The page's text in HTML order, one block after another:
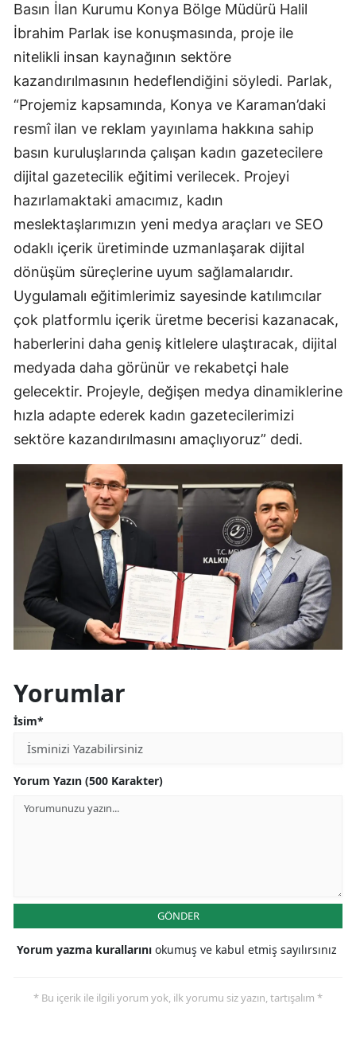
Malatya
Kahramanmaraş
Mardin
Muğla
Nevşehir
Niğde
Rize
Sakarya
Samsun
Siirt
Sinop
Sivas
Tekirdağ
Tokat
Trabzon
Tunceli
Şanlıurfa
Kırıkkale
Bartın
Basın İlan Kurumu Konya Bölge Müdürü Halil
İbrahim Parlak ise konuşmasında, proje ile
nitelikli insan kaynağının sektöre
kazandırılmasının hedeflendiğini söyledi. Parlak,
“Projemiz kapsamında, Konya ve Karaman’daki
resmî ilan ve reklam yayınlama hakkına sahip
basın kuruluşlarında çalışan kadın gazetecilere
dijital gazetecilik eğitimi verilecek. Projeyi
hazırlamaktaki amacımız, kadın
meslektaşlarımızın yeni medya araçları ve SEO
odaklı içerik üretiminde uzmanlaşarak dijital
dönüşüm süreçlerine uyum sağlamalarıdır.
Uygulamalı eğitimlerimiz sayesinde katılımcılar
çok platformlu içerik üretme becerisi kazanacak,
haberlerini daha geniş kitlelere ulaştıracak, dijital
medyada daha görünür ve rekabetçi hale
gelecektir. Projeyle, değişen medya dinamiklerine
hızla adapte ederek kadın gazetecilerimizi
sektöre kazandırılmasını amaçlıyoruz” dedi.
Yorumlar
İsim*
Yorum Yazın (500 Karakter)
GÖNDER
Yorum yazma kurallarını okumuş ve kabul etmiş sayılırsınız
* Bu içerik ile ilgili yorum yok, ilk yorumu siz yazın, tartışalım *